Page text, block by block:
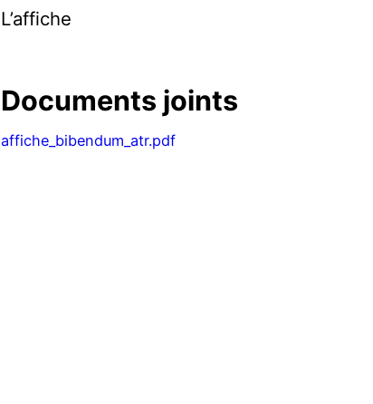
L’affiche
Documents joints
affiche_bibendum_atr.pdf